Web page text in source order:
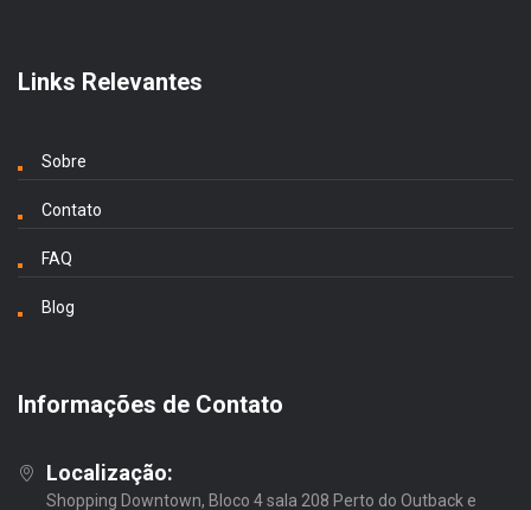
Links Relevantes
Sobre
Contato
FAQ
Blog
Informações de Contato
Localização:
Shopping Downtown, Bloco 4 sala 208 Perto do Outback e